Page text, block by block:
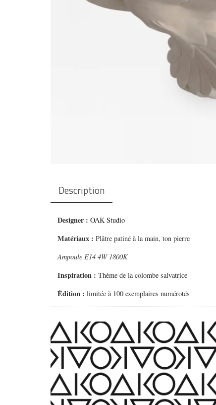
Description
Designer : OAK Studio
Matériaux : Plâtre patiné à la main, ton pierre
Ampoule E14 4W 1800K
Inspiration : Thème de la colombe salvatrice
Édition : limitée à 100 exemplaires numérotés